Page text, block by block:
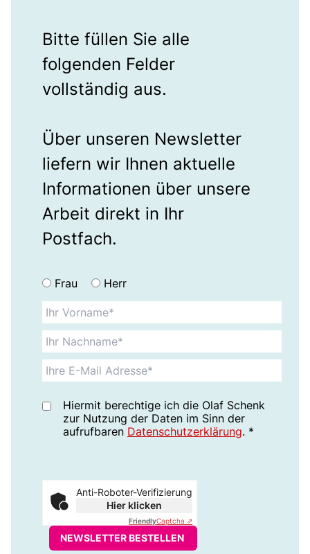
Bitte füllen Sie alle
folgenden Felder
vollständig aus.
Über unseren Newsletter
liefern wir Ihnen aktuelle
Informationen über unsere
Arbeit direkt in Ihr
Postfach.
Frau Herr
Hiermit berechtige ich die Olaf Schenk
zur Nutzung der Daten im Sinn der
aufrufbaren Datenschutzerklärung. *
Anti-Roboter-Verifizierung
Hier klicken
FriendlyCaptcha ⇗
NEWSLETTER BESTELLEN